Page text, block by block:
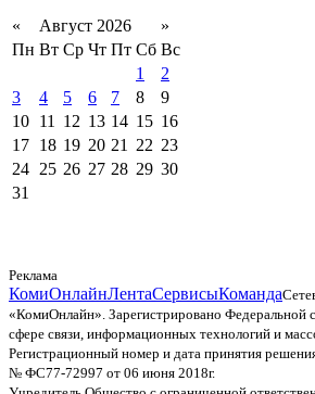
« Август 2026
»
Пн Вт Ср Чт Пт Сб Вс
1
2
3
4 5 6 7 8
9
10 11 12 13 14 15 16
17 18 19 20 21 22 23
24 25 26 27 28 29 30
31
Реклама
КомиОнлайнЛентаСервисыКоманда
«КомиОнлайн». Зарегистрировано Федеральной
сфере связи, информационных технологий и
Регистрационный номер и дата принятия
№ ФС77-72997 от 06 июня 2018г.